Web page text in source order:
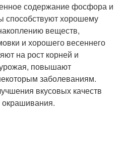
содержание фосфора и
способствуют хорошему
веществ,
и хорошего весеннего
на рост корней и
повышают
заболеваниям.
вкусовых качеств
окрашивания.